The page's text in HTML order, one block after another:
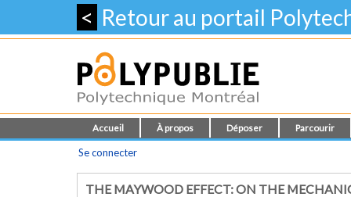
< Retour au portail
Accueil À propos Déposer Parcourir
Se connecter
THE MAYWOOD EFFECT: ON THE